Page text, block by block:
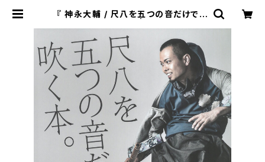
『 神永大輔 / 尺八を五つの音だけで吹